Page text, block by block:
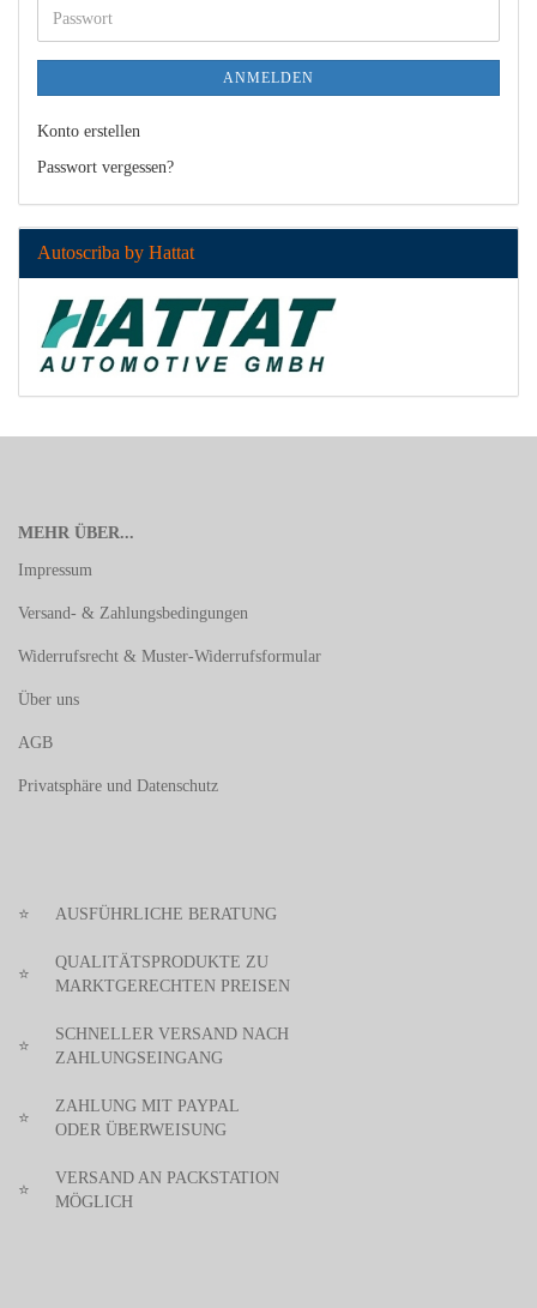
Passwort
ANMELDEN
Konto erstellen
Passwort vergessen?
Autoscriba by Hattat
MEHR ÜBER...
Impressum
Versand- & Zahlungsbedingungen
Widerrufsrecht & Muster-Widerrufsformular
Über uns
AGB
Privatsphäre und Datenschutz
⭐ AUSFÜHRLICHE BERATUNG
⭐
QUALITÄTSPRODUKTE ZU
MARKTGERECHTEN PREISEN
⭐
SCHNELLER VERSAND NACH
ZAHLUNGSEINGANG
⭐
ZAHLUNG MIT PAYPAL
ODER ÜBERWEISUNG
⭐
VERSAND AN PACKSTATION
MÖGLICH